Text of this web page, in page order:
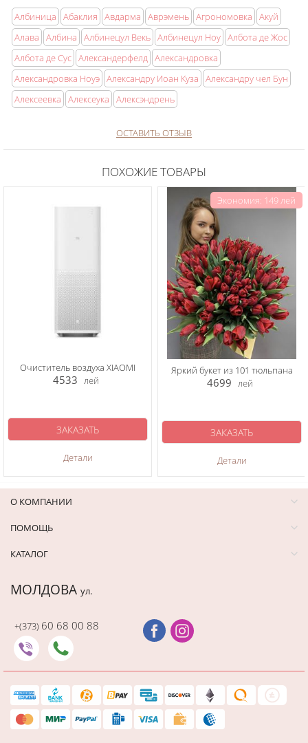
Албиница Абаклия Авдарма Аврэмень Агрономовка
Акуй
Алава
Албина Албинецул Векь Албинецул Ноу Албота де Жос
Албота де Сус Александерфелд Александровка
Александровка Ноуэ Александру Иоан Куза
Александру чел Бун
Алексеевка
Алексеука Алексэндрень
ОСТАВИТЬ ОТЗЫВ
ПОХОЖИЕ ТОВАРЫ
Очиститель воздуха XIAOMI
4533 лей
Детали
ЗАКАЗАТЬ
Экономия: 149 лей
Яркий букет из 101 тюльпана
4699 лей
Детали
ЗАКАЗАТЬ
О КОМПАНИИ
ПОМОЩЬ
КАТАЛОГ
МОЛДОВА ул.
+(373) 60 68 00 88